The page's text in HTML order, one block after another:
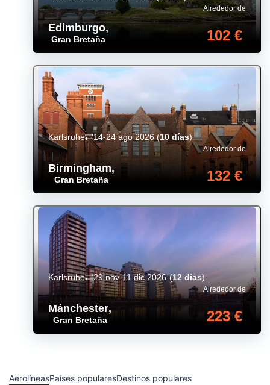
Edimburgo,
Gran Bretaña
Alrededor de
102 €
Birmingham,
Gran Bretaña
Alrededor de
132 €
Karlsruhe 14-24 ago 2026(10 días)
Mánchester,
Gran Bretaña
Alrededor de
223 €
Karlsruhe 29 nov-11 dic 2026(12 días)
AerolíneasPaíses popularesDestinos populares